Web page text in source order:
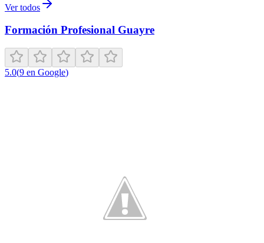
Ver todos
Formación Profesional Guayre
5.0(9 en Google)